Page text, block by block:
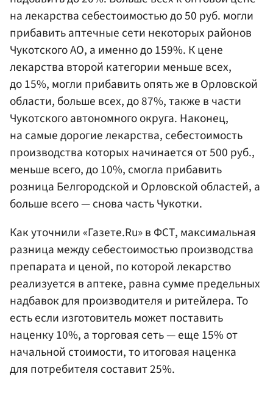
на лекарства себестоимостью до 50 руб. могли
прибавить аптечные сети некоторых районов
Чукотского АО, а именно до 159%. К цене
лекарства второй категории меньше всех,
до 15%, могли прибавить опять же в Орловской
области, больше всех, до 87%, также в части
Чукотского автономного округа. Наконец,
на самые дорогие лекарства, себестоимость
производства которых начинается от 500 руб.,
меньше всего, до 10%, смогла прибавить
розница Белгородской и Орловской областей, а
больше всего — снова часть Чукотки.
Как уточнили «Газете.Ru» в ФСТ, максимальная
разница между себестоимостью производства
препарата и ценой, по которой лекарство
реализуется в аптеке, равна сумме предельных
надбавок для производителя и ритейлера. То
есть если изготовитель может поставить
наценку 10%, а торговая сеть — еще 15% от
начальной стоимости, то итоговая наценка
для потребителя составит 25%.